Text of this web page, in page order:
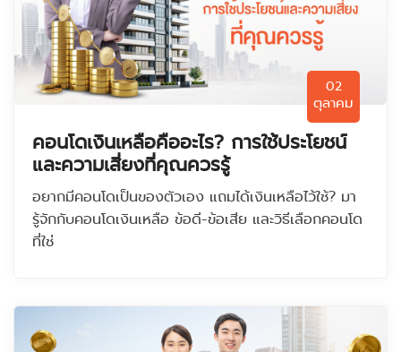
02
ตุลาคม
คอนโดเงินเหลือคืออะไร? การใช้ประโยชน์
และความเสี่ยงที่คุณควรรู้
อยากมีคอนโดเป็นของตัวเอง แถมได้เงินเหลือไว้ใช้? มา
รู้จักกับคอนโดเงินเหลือ ข้อดี-ข้อเสีย และวิธีเลือกคอนโด
ที่ใช่